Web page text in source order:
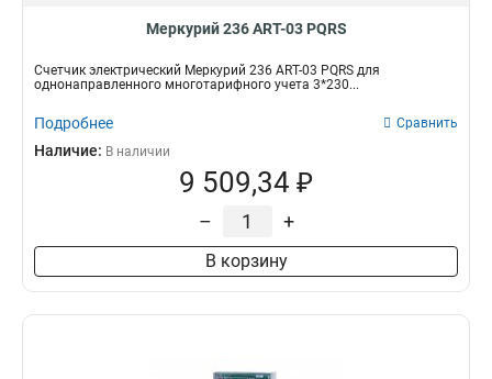
Меркурий 236 АRT-03 PQRS
Счетчик электрический Меркурий 236 АRT-03 PQRS для
однонаправленного многотарифного учета 3*230...
Подробнее Сравнить
Наличие: В наличии
9 509,34 ₽
– +
В корзину